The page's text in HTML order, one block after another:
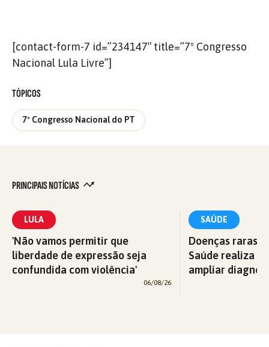
[contact-form-7 id=”234147″ title=”7º Congresso
Nacional Lula Livre”]
TÓPICOS
7º Congresso Nacional do PT
PRINCIPAIS NOTÍCIAS
LULA
'Não vamos permitir que
liberdade de expressão seja
confundida com violência'
06/08/26
SAÚDE
Doenças raras:
Saúde realiza
ampliar